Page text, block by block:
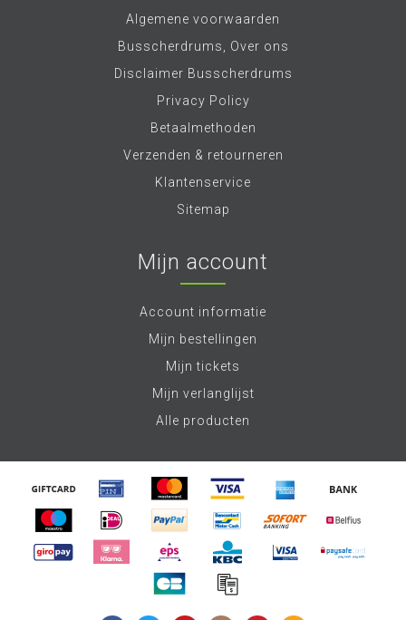
Algemene voorwaarden
Busscherdrums, Over ons
Disclaimer Busscherdrums
Privacy Policy
Betaalmethoden
Verzenden & retourneren
Klantenservice
Sitemap
Mijn account
Account informatie
Mijn bestellingen
Mijn tickets
Mijn verlanglijst
Alle producten